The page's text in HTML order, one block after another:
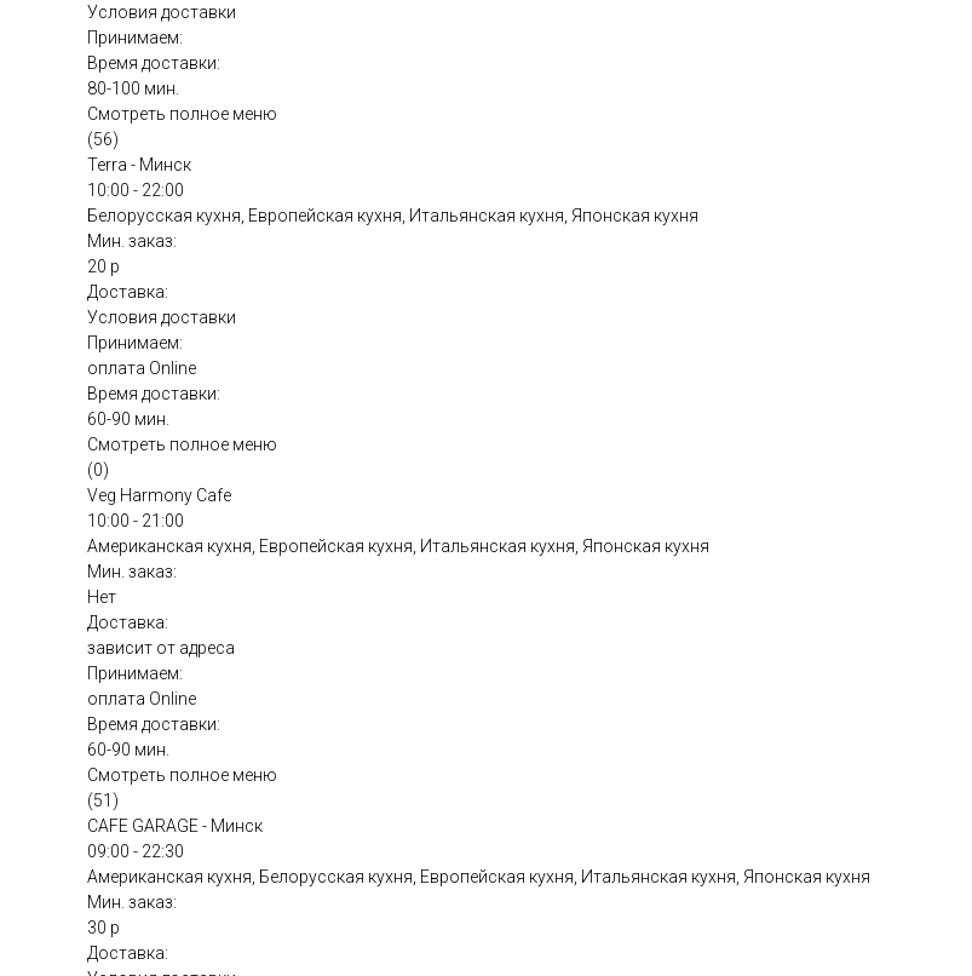
Условия доставки
Принимаем:
Время доставки:
80-100 мин.
Смотреть полное меню
(56)
Terra - Минск
10:00 - 22:00
Белорусская кухня, Европейская кухня, Итальянская кухня, Японская кухня
Мин. заказ:
20 р
Доставка:
Условия доставки
Принимаем:
оплата Online
Время доставки:
60-90 мин.
Смотреть полное меню
(0)
Veg Harmony Cafe
10:00 - 21:00
Американская кухня, Европейская кухня, Итальянская кухня, Японская кухня
Мин. заказ:
Нет
Доставка:
зависит от адреса
Принимаем:
оплата Online
Время доставки:
60-90 мин.
Смотреть полное меню
(51)
CAFE GARAGE - Минск
09:00 - 22:30
Американская кухня, Белорусская кухня, Европейская кухня, Итальянская кухня, Японская кухня
Мин. заказ:
30 р
Доставка: